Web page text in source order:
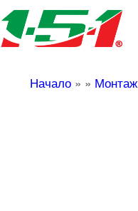
Начало » » Монтаж